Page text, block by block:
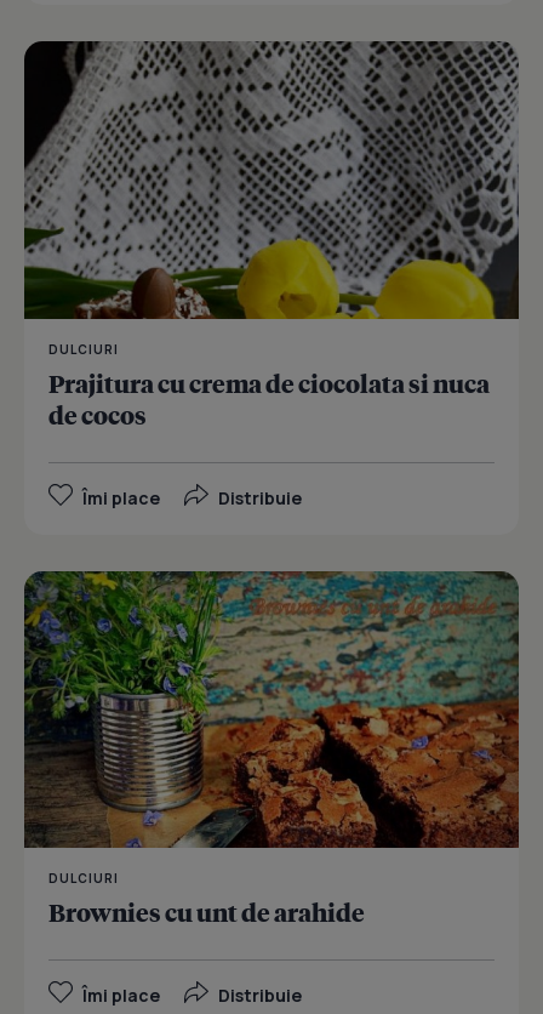
DULCIURI
Prajitura cu crema de ciocolata si nuca
de cocos
Îmi place Distribuie
DULCIURI
Brownies cu unt de arahide
Îmi place Distribuie